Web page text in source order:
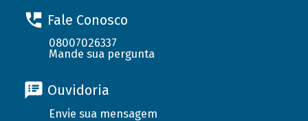
Fale Conosco
08007026337
Mande sua pergunta
Ouvidoria
Envie sua mensagem